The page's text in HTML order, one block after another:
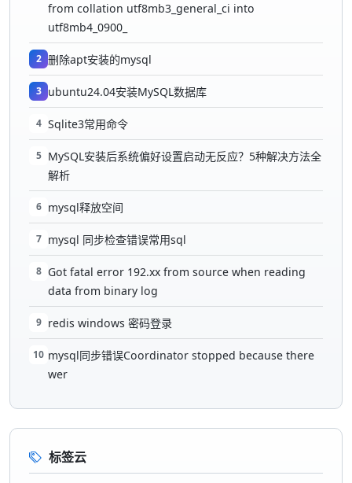
from collation utf8mb3_general_ci into
utf8mb4_0900_
2 删除apt安装的mysql
3 ubuntu24.04安装MySQL数据库
4 Sqlite3常用命令
5 MySQL安装后系统偏好设置启动无反应？5种解决方法全
解析
6 mysql释放空间
7 mysql 同步检查错误常用sql
8 Got fatal error 192.xx from source when reading
data from binary log
9 redis windows 密码登录
10 mysql同步错误Coordinator stopped because there
wer
标签云